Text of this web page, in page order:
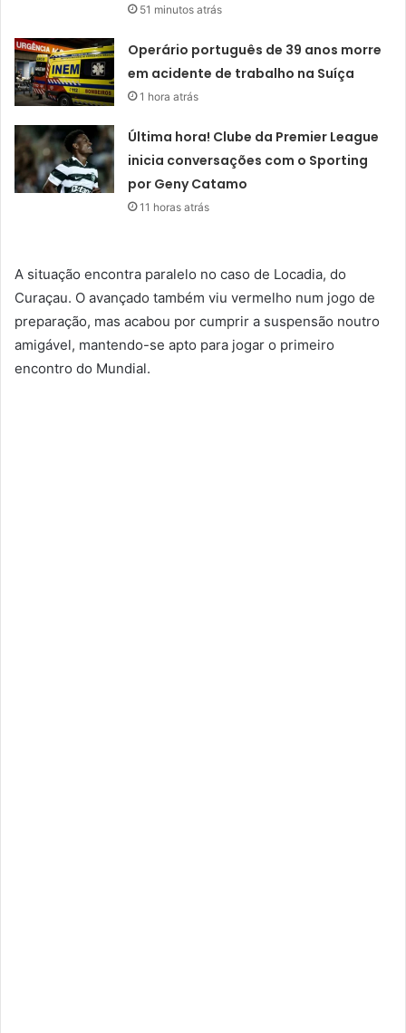
51 minutos atrás
Operário português de 39 anos morre
em acidente de trabalho na Suíça
1 hora atrás
Última hora! Clube da Premier League
inicia conversações com o Sporting
por Geny Catamo
11 horas atrás
A situação encontra paralelo no caso de Locadia, do
Curaçau. O avançado também viu vermelho num jogo de
preparação, mas acabou por cumprir a suspensão noutro
amigável, mantendo-se apto para jogar o primeiro
encontro do Mundial.